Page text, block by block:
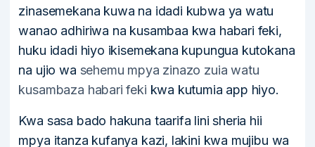
zinasemekana kuwa na idadi kubwa ya watu
wanao adhiriwa na kusambaa kwa habari feki,
huku idadi hiyo ikisemekana kupungua kutokana
na ujio wa sehemu mpya zinazo zuia watu
kusambaza habari feki kwa kutumia app hiyo.
Kwa sasa bado hakuna taarifa lini sheria hii
mpya itanza kufanya kazi, lakini kwa mujibu wa